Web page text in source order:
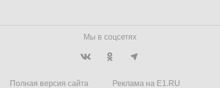
Мы в соцсетях
Полная версия сайта
Реклама на E1.RU